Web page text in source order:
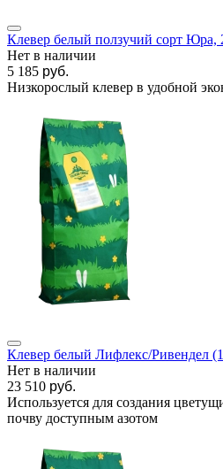
Клевер белый ползучий сорт Юра,
Нет в наличии
5 185 руб.
Низкорослый клевер в удобной
Клевер белый Лифлекс/Ривендел
Нет в наличии
23 510 руб.
Используется для создания
почву доступным азотом